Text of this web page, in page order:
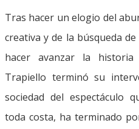
Tras hacer un elogio del
creativa y de la búsqueda
hacer avanzar la
Trapiello terminó su
sociedad del espectáculo
toda costa, ha terminado